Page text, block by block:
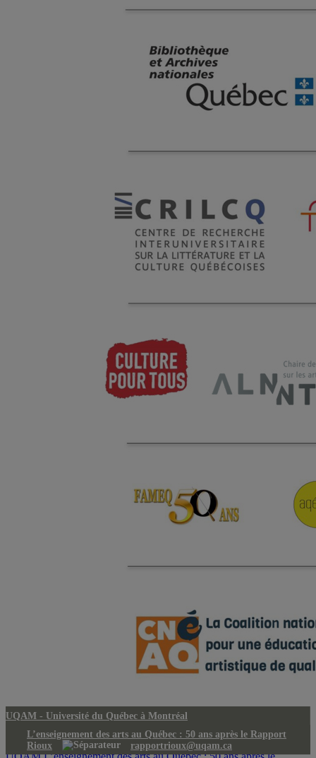
UQAM - Université du Québec à Montréal
L’enseignement des arts au Québec : 50 ans après le Rapport
Rioux
rapportrioux@uqam.ca